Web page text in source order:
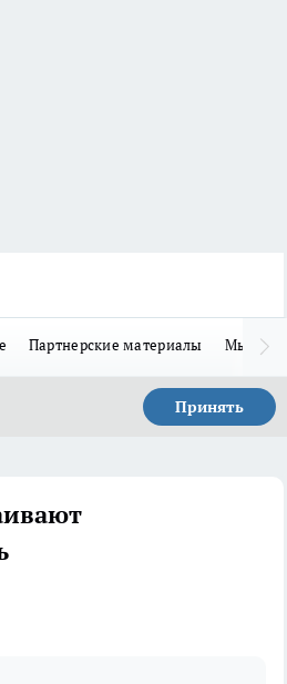
Партнерские материалы Мы в
Принять